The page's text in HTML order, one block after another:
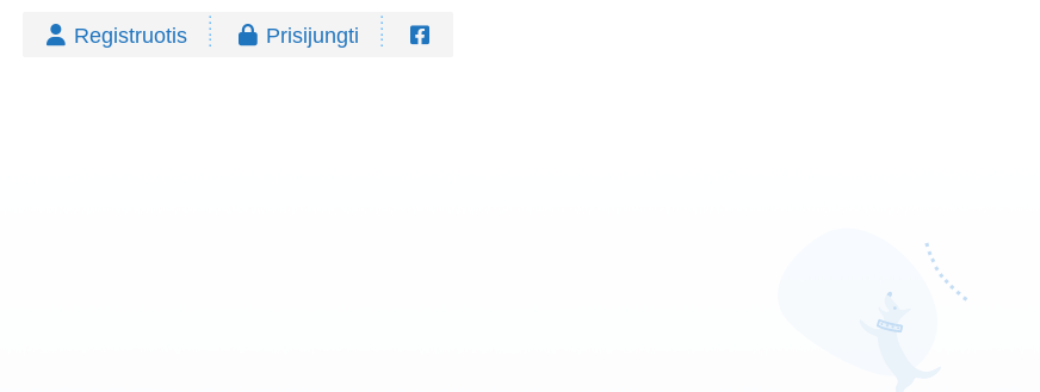
Registruotis Prisijungti